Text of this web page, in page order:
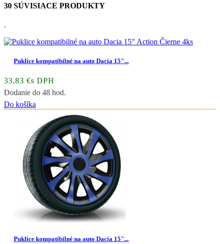
30 SÚVISIACE PRODUKTY
.
Puklice kompatibilné na auto Dacia 15"...
33,83 €s DPH
Dodanie do 48 hod.
Do košíka
Puklice kompatibilné na auto Dacia 15"...